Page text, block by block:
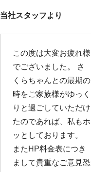
当社スタッフより
この度は大変お疲れ様
でございました。 さ
くらちゃんとの最期の
時をご家族様がゆっく
りと過ごしていただけ
たのであれば、私もホ
ッとしております。
またHP料金表につき
まして貴重なご意見恐